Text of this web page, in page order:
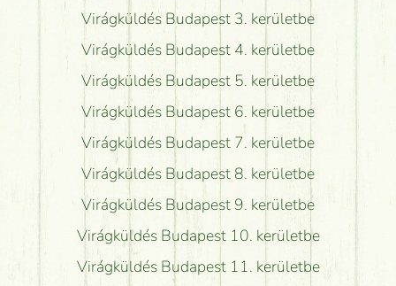
Virágküldés Budapest 3. kerületbe
Virágküldés Budapest 4. kerületbe
Virágküldés Budapest 5. kerületbe
Virágküldés Budapest 6. kerületbe
Virágküldés Budapest 7. kerületbe
Virágküldés Budapest 8. kerületbe
Virágküldés Budapest 9. kerületbe
Virágküldés Budapest 10. kerületbe
Virágküldés Budapest 11. kerületbe